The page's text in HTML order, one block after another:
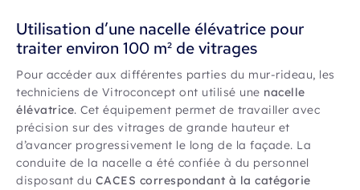
Utilisation d’une nacelle élévatrice pour
traiter environ 100 m² de vitrages
Pour accéder aux différentes parties du mur-rideau, les
techniciens de Vitroconcept ont utilisé une nacelle
élévatrice. Cet équipement permet de travailler avec
précision sur des vitrages de grande hauteur et
d’avancer progressivement le long de la façade. La
conduite de la nacelle a été confiée à du personnel
disposant du CACES correspondant à la catégorie